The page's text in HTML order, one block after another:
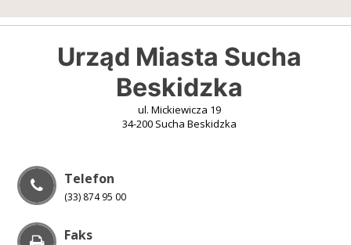
Urząd Miasta Sucha
Beskidzka
ul. Mickiewicza 19
34-200 Sucha Beskidzka
Telefon
(33) 874 95 00
Faks